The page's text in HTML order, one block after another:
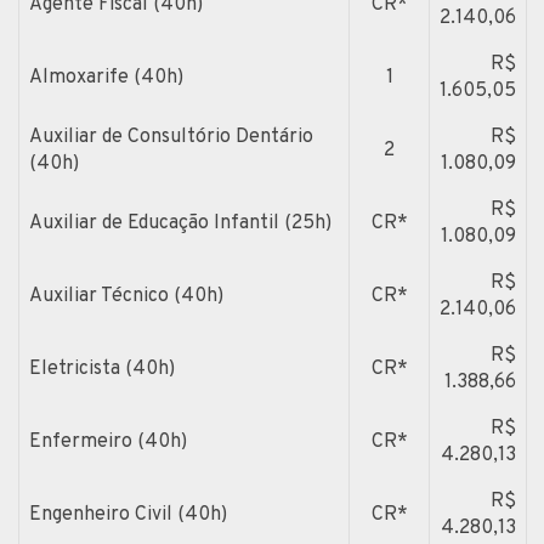
2.140,06
Almoxarife (40h) 1
R$
1.605,05
Auxiliar de Consultório Dentário
(40h)
2
R$
1.080,09
Auxiliar de Educação Infantil (25h) CR*
R$
1.080,09
Auxiliar Técnico (40h) CR*
R$
2.140,06
Eletricista (40h) CR*
R$
1.388,66
Enfermeiro (40h) CR*
R$
4.280,13
Engenheiro Civil (40h) CR*
R$
4.280,13